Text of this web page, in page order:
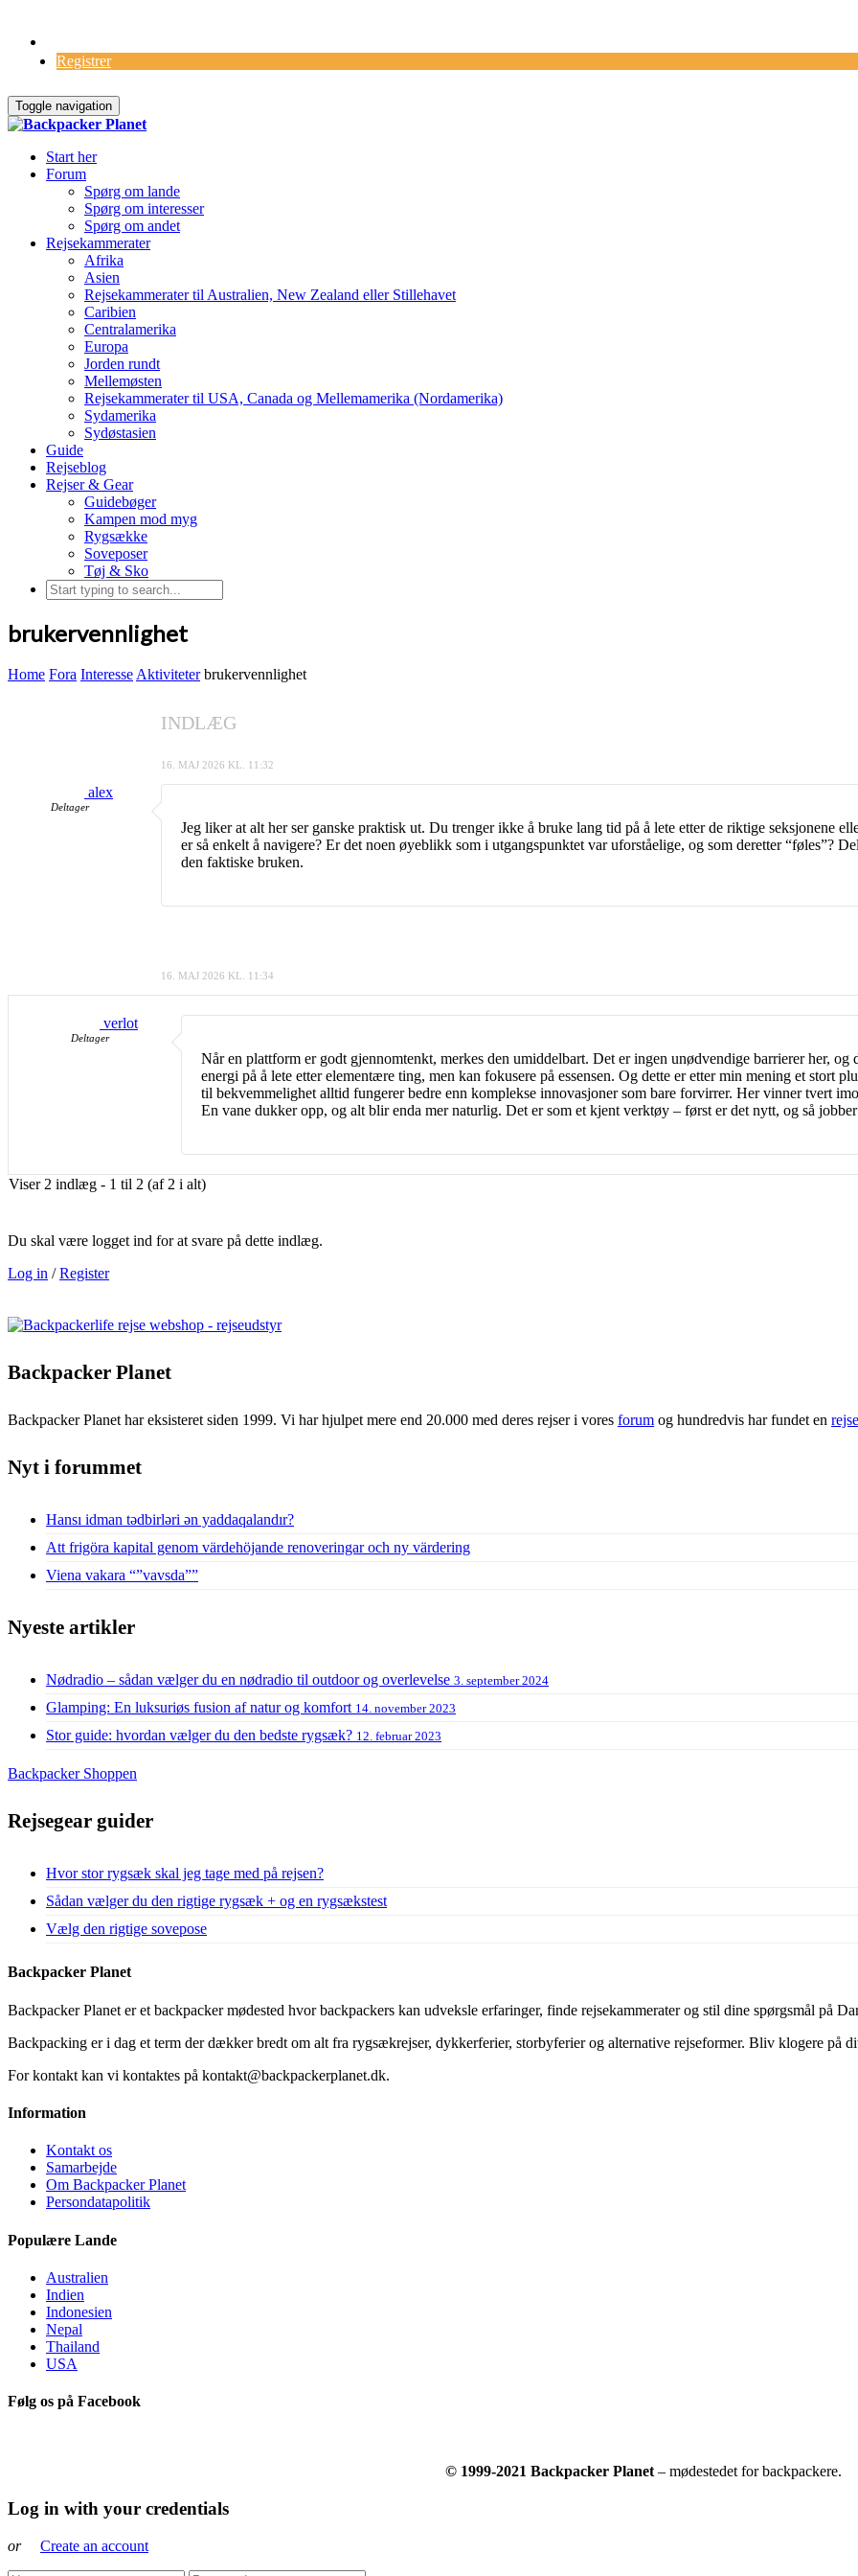
Registrer
Toggle navigation
Start her
Forum
Spørg om lande
Spørg om interesser
Spørg om andet
Rejsekammerater
Afrika
Asien
Rejsekammerater til Australien, New Zealand eller Stillehavet
Caribien
Centralamerika
Europa
Jorden rundt
Mellemøsten
Rejsekammerater til USA, Canada og Mellemamerika (Nordamerika)
Sydamerika
Sydøstasien
Guide
Rejseblog
Rejser & Gear
Guidebøger
Kampen mod myg
Rygsække
Soveposer
Tøj & Sko
brukervennlighet
Home Fora Interesse Aktiviteter brukervennlighet
INDLÆG
16. MAJ 2026 KL. 11:32
alex
Deltager
Jeg liker at alt her ser ganske praktisk ut. Du trenger ikke å bruke lang tid på å lete etter de riktige seksjonene
er så enkelt å navigere? Er det noen øyeblikk som i utgangspunktet var uforståelige, og som deretter “føles”?
den faktiske bruken.
16. MAJ 2026 KL. 11:34
verlot
Deltager
Når en plattform er godt gjennomtenkt, merkes den umiddelbart. Det er ingen unødvendige barrierer her,
energi på å lete etter elementære ting, men kan fokusere på essensen. Og dette er etter min mening et stort
til bekvemmelighet alltid fungerer bedre enn komplekse innovasjoner som bare forvirrer. Her vinner tvert
En vane dukker opp, og alt blir enda mer naturlig. Det er som et kjent verktøy – først er det nytt, og så
Viser 2 indlæg - 1 til 2 (af 2 i alt)
Du skal være logget ind for at svare på dette indlæg.
Log in /Register
Backpacker Planet
Backpacker Planet har eksisteret siden 1999. Vi har hjulpet mere end 20.000 med deres rejser i vores forum og hundredvis har fundet en
Nyt i forummet
Hansı idman tədbirləri ən yaddaqalandır?
Att frigöra kapital genom värdehöjande renoveringar och ny värdering
Viena vakara “”vavsda””
Nyeste artikler
Nødradio – sådan vælger du en nødradio til outdoor og overlevelse 3. september 2024
Glamping: En luksuriøs fusion af natur og komfort 14. november 2023
Stor guide: hvordan vælger du den bedste rygsæk? 12. februar 2023
Backpacker Shoppen
Rejsegear guider
Hvor stor rygsæk skal jeg tage med på rejsen?
Sådan vælger du den rigtige rygsæk + og en rygsækstest
Vælg den rigtige sovepose
Backpacker Planet
Backpacker Planet er et backpacker mødested hvor backpackers kan udveksle erfaringer, finde rejsekammerater og stil dine spørgsmål på
Backpacking er i dag et term der dækker bredt om alt fra rygsækrejser, dykkerferier, storbyferier og alternative rejseformer. Bliv klogere på
For kontakt kan vi kontaktes på kontakt@backpackerplanet.dk.
Information
Kontakt os
Samarbejde
Om Backpacker Planet
Persondatapolitik
Populære Lande
Australien
Indien
Indonesien
Nepal
Thailand
USA
Følg os på Facebook
© 1999-2021 Backpacker Planet – mødestedet for backpackere.
Log in with your credentials
or Create an account